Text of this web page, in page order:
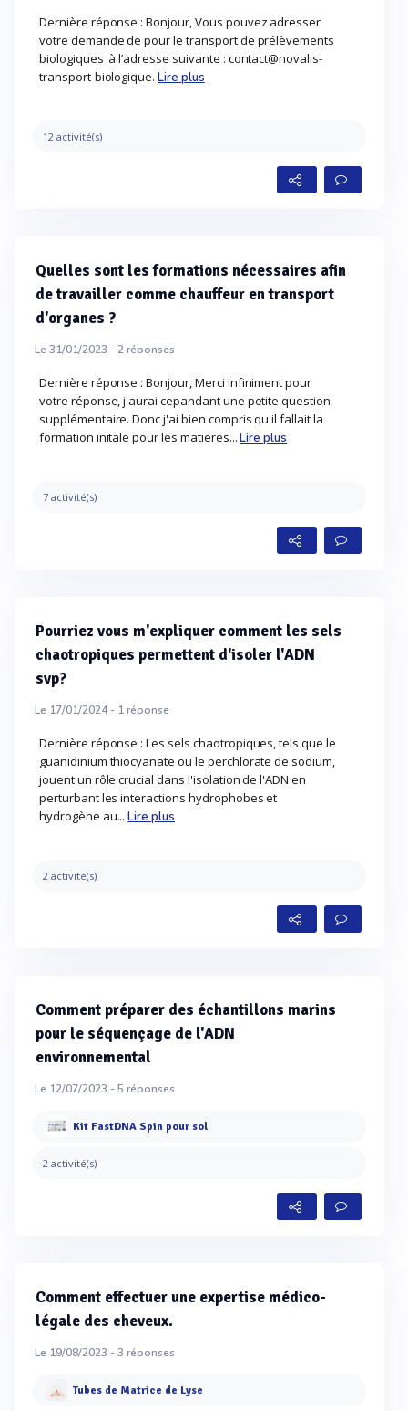
Dernière réponse : Bonjour, Vous pouvez adresser
votre demande de pour le transport de prélèvements
biologiques à l’adresse suivante : contact@novalis-
transport-biologique.Lire plus
12 activité(s)
Quelles sont les formations nécessaires afin
de travailler comme chauffeur en transport
d'organes ?
Le 31/01/2023 -2réponses
Dernière réponse : Bonjour, Merci infiniment pour
votre réponse, j'aurai cepandant une petite question
supplémentaire. Donc j'ai bien compris qu'il fallait la
formation initale pour les matieres...Lire plus
7 activité(s)
Pourriez vous m'expliquer comment les sels
chaotropiques permettent d'isoler l'ADN
svp?
Le 17/01/2024 - 1réponse
Dernière réponse : Les sels chaotropiques, tels que le
guanidinium thiocyanate ou le perchlorate de sodium,
jouent un rôle crucial dans l'isolation de l'ADN en
perturbant les interactions hydrophobes et
hydrogène au...Lire plus
2 activité(s)
Comment préparer des échantillons marins
pour le séquençage de l'ADN
environnemental
Le 12/07/2023 -5 réponses
Kit FastDNA Spin pour sol
2 activité(s)
Comment effectuer une expertise médico-
légale des cheveux.
Le 19/08/2023 -3 réponses
Tubes de Matrice de Lyse